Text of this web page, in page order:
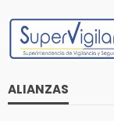
ALIANZAS